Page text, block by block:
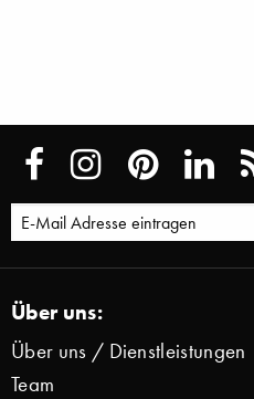
Über uns:
Über uns / Dienstleistungen
Team